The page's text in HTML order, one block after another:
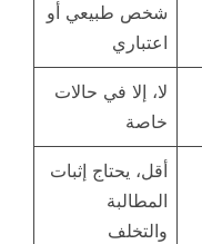
شخص طبيعي أو
اعتباري
لا، إلا في حالات
خاصة
أقل، يحتاج إثبات
المطالبة
والتخلف